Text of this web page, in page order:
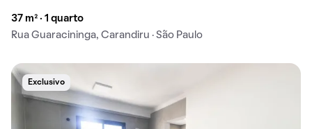
37 m² · 1 quarto
Rua Guaracininga, Carandiru · São Paulo
Exclusivo